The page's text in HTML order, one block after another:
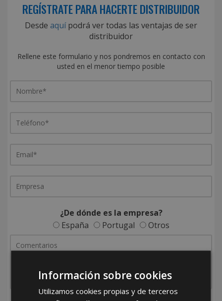
REGÍSTRATE PARA HACERTE DISTRIBUIDOR
Desde aquípodrá ver todas las ventajas de ser
distribuidor
Rellene este formulario y nos pondremos en contacto con
usted en el menor tiempo posible
¿De dónde es la empresa?
España
Portugal Otros
Información sobre cookies
Utilizamos cookies propias y de terceros